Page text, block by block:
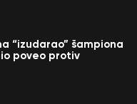
“izudarao” šampiona
poveo protiv